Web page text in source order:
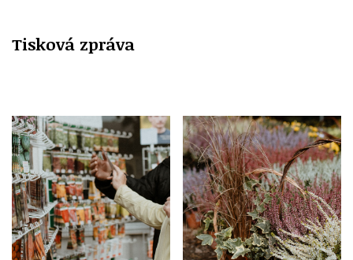
Tisková zpráva